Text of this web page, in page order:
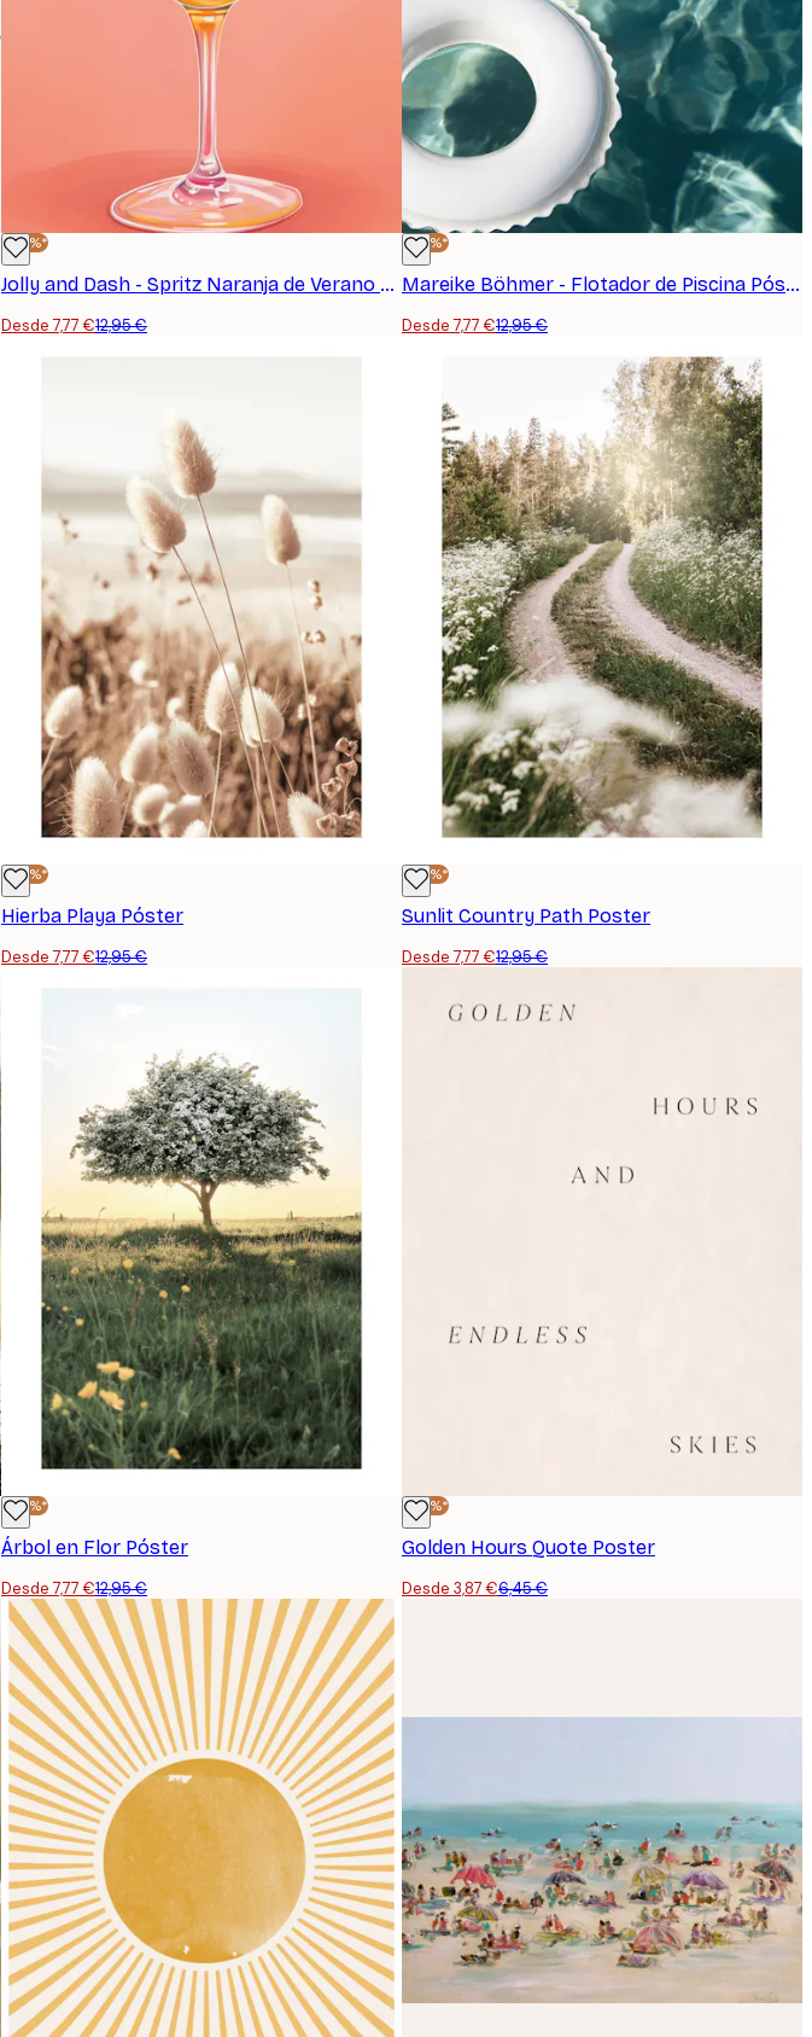
-40%*
Jolly and Dash - Spritz Naranja de Verano Póster
Desde 7,77 €12,95 €
-40%*
Mareike Böhmer - Flotador de Piscina Póster
Desde 7,77 €12,95 €
-40%*
Hierba Playa Póster
Desde 7,77 €12,95 €
-40%*
Sunlit Country Path Poster
Desde 7,77 €12,95 €
-40%*
Árbol en Flor Póster
Desde 7,77 €12,95 €
-40%*
Golden Hours Quote Poster
Desde 3,87 €6,45 €